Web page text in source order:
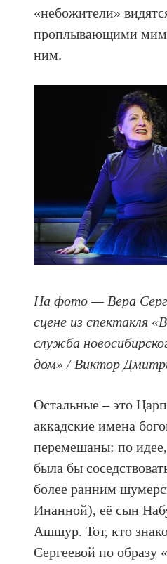
«небожители»
проплывающими
ним.
На фото — Вера
сцене из спектакля
служба
дом» / Виктор
Остальные – это
аккадские имена
перемешаны: по
была бы
более ранним
Инанной), её сын
Ашшур. Тот, кто
Сергеевой по образу